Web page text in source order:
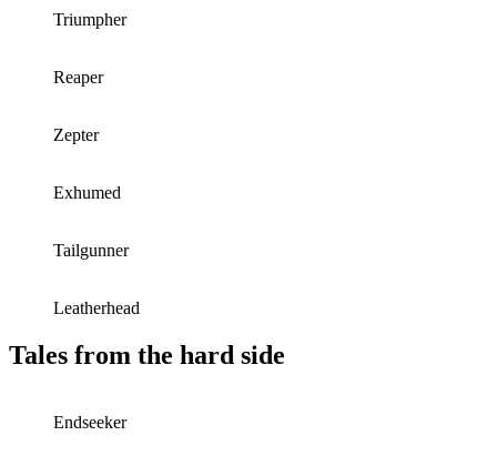
Triumpher
Reaper
Zepter
Exhumed
Tailgunner
Leatherhead
Tales from the hard side
Endseeker